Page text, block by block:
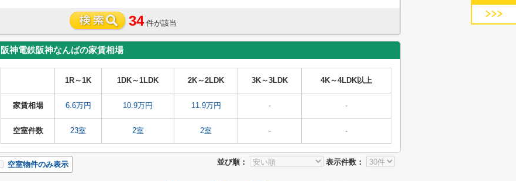
34 件が該当
阪神電鉄阪神なんばの家賃相場
1R～1K 1DK～1LDK 2K～2LDK 3K～3LDK 4K～4LDK以上
家賃相場 6.6万円 10.9万円 11.9万円 - -
空室件数 23室 2室 2室 - -
並び順： 表示件数：
空室物件のみ表示